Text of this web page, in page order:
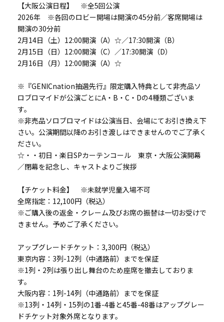
【大阪公演日程】 ※全5回公演
2026年 ※各回のロビー開場は開演の45分前／客席開場は
開演の30分前
2月14日（土）12:00開演（A）☆／17:30開演（B）
2月15日（日）12:00開演（C）／17:30開演（D）
2月16日（月）12:00開演（A）☆
※『GENICnation抽選先行』限定購入特典として非売品ソ
ロブロマイドが公演ごとにA・B・C・Dの4種類ございま
す。
※非売品ソロブロマイドは公演当日、会場にてお引き換え下
さい。公演期間以降のお引き渡しはできませんのでご了承く
ださい。
☆・・初日・楽日SPカーテンコール 東京・大阪公演開幕
／閉幕を記念し、キャストよりご挨拶
【チケット料金】 ※未就学児童入場不可
全席指定：12,100円（税込）
※ご購入後の返金・クレーム及びお席の振替は一切お受けで
きません。予めご了承ください。
アップグレードチケット：3,300円（税込）
東京内容：3列-12列（中通路前）までを保証
※1列・2列は張り出し舞台のため座席を撤去しておりま
す。
大阪内容：1列-14列（中通路前）までを保証
※13列・14列・15列の1番-4番と45番-48番はアップグレー
ドチケット対象外席となります。